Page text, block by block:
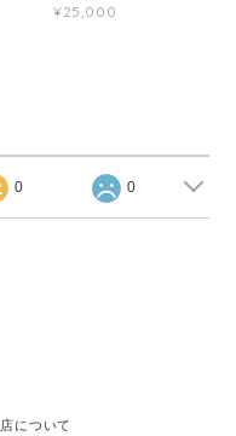
¥25,000
0 0
について